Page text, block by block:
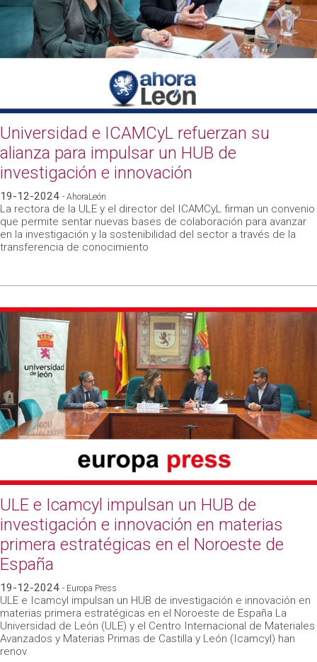
Universidad e ICAMCyL refuerzan su
alianza para impulsar un HUB de
investigación e innovación
19-12-2024 - AhoraLeón
La rectora de la ULE y el director del ICAMCyL firman un convenio
que permite sentar nuevas bases de colaboración para avanzar
en la investigación y la sostenibilidad del sector a través de la
transferencia de conocimiento
ULE e Icamcyl impulsan un HUB de
investigación e innovación en materias
primera estratégicas en el Noroeste de
España
19-12-2024 - Europa Press
ULE e Icamcyl impulsan un HUB de investigación e innovación en
materias primera estratégicas en el Noroeste de España La
Universidad de León (ULE) y el Centro Internacional de Materiales
Avanzados y Materias Primas de Castilla y León (Icamcyl) han
renov